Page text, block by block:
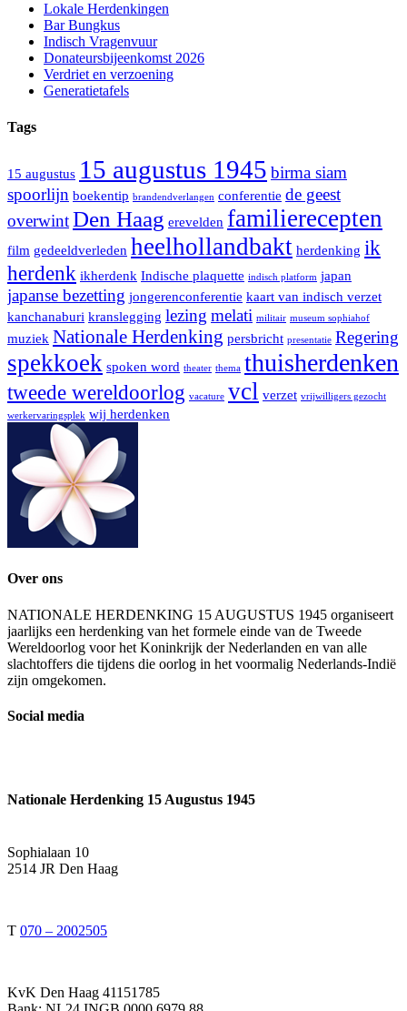
Lokale Herdenkingen
Bar Bungkus
Indisch Vragenvuur
Donateursbijeenkomst 2026
Verdriet en verzoening
Generatietafels
Tags
15 augustus 15 augustus 1945 birma siam
spoorlijn boekentip brandendverlangen conferentie de geest
overwintDen Haag erevelden familierecepten
film gedeeldverleden heelhollandbakt herdenking ik
herdenk ikherdenk Indische plaquette indisch platform japan
japanse bezetting jongerenconferentie kaart van indisch verzet
kanchanaburi kranslegging lezing melati militair museum sophiahof
muziek Nationale Herdenking persbricht presentatie Regering
spekkoek spoken word theater thema thuisherdenken
tweede wereldoorlog vacature vcl verzet vrijwilligers gezocht
werkervaringsplek wij herdenken
Over ons
NATIONALE HERDENKING 15 AUGUSTUS 1945 organiseert
jaarlijks een herdenking van het formele einde van de Tweede
Wereldoorlog voor het Koninkrijk der Nederlanden en van alle
slachtoffers die tijdens die oorlog in het voormalig Nederlands-Indië
zijn omgekomen.
Social media
Nationale Herdenking 15 Augustus 1945
Sophialaan 10
2514 JR Den Haag
T 070 – 2002505
KvK Den Haag 41151785